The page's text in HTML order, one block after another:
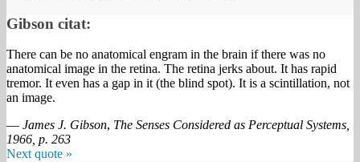
Gibson citat:
There can be no anatomical engram in the brain if there was no
anatomical image in the retina. The retina jerks about. It has rapid
tremor. It even has a gap in it (the blind spot). It is a scintillation, not
an image.
— James J. Gibson, The Senses Considered as Perceptual Systems,
1966, p. 263
Next quote »